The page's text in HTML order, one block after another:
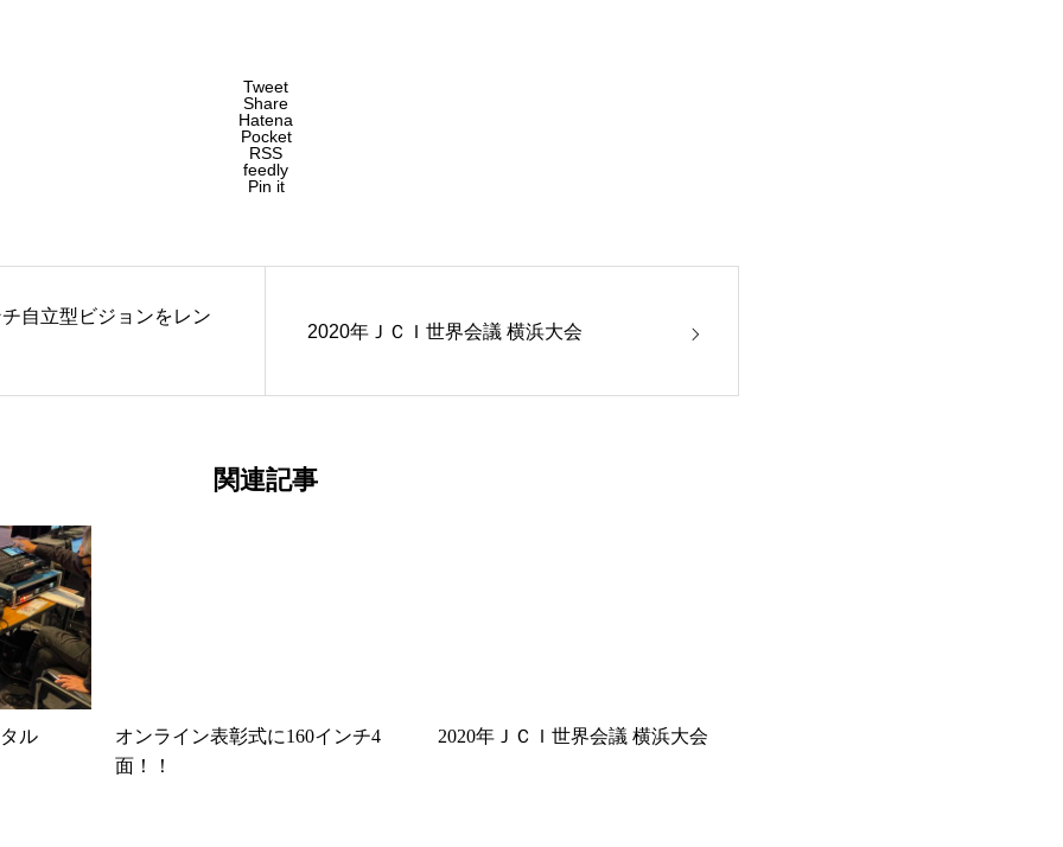
Tweet
Share
Hatena
Pocket
RSS
feedly
Pin it
自立型ビジョンをレン
2020年ＪＣＩ世界会議 横浜大会
関連記事
ル
オンライン表彰式に160インチ4
面！！
2020年ＪＣＩ世界会議 横浜大会